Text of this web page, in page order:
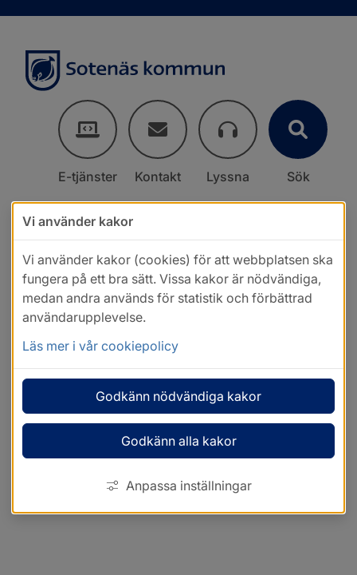
E-tjänster Kontakt Lyssna Sök
Vi använder kakor
Vi använder kakor (cookies) för att webbplatsen ska
fungera på ett bra sätt. Vissa kakor är nödvändiga,
medan andra används för statistik och förbättrad
användarupplevelse.
Läs mer i vår cookiepolicy
Godkänn nödvändiga kakor
Godkänn alla kakor
Anpassa inställningar